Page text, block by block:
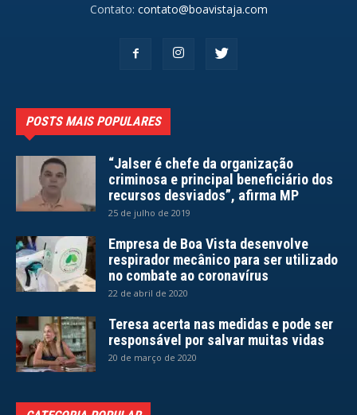
Contato: contato@boavistaja.com
POSTS MAIS POPULARES
“Jalser é chefe da organização
criminosa e principal beneficiário dos
recursos desviados”, afirma MP
25 de julho de 2019
Empresa de Boa Vista desenvolve
respirador mecânico para ser utilizado
no combate ao coronavírus
22 de abril de 2020
Teresa acerta nas medidas e pode ser
responsável por salvar muitas vidas
20 de março de 2020